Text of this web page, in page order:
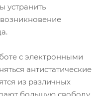
устранить
с электронными
антистатические
из различных